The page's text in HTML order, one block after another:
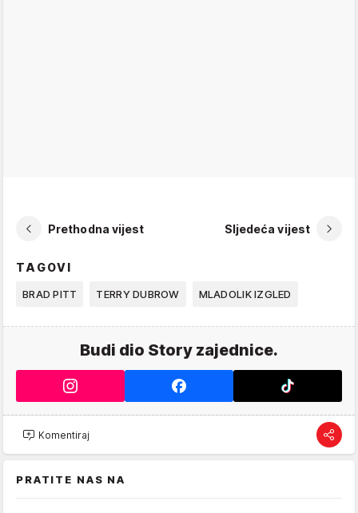
Prethodna vijest Sljedeća vijest
TAGOVI
BRAD PITT TERRY DUBROW MLADOLIK IZGLED
Budi dio Story zajednice.
Komentiraj
PRATITE NAS NA